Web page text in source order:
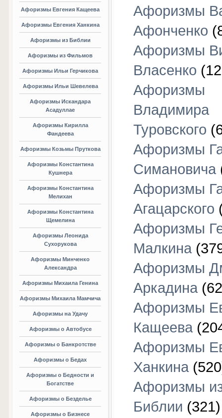
Афоризмы Евгения Кащеева
Афоризмы Евгения Ханкина
Афоризмы из Библии
Афоризмы из Фильмов
Афоризмы Ильи Герчикова
Афоризмы Ильи Шевелева
Афоризмы Искандара
Асадуллае
Афоризмы Кирилла
Фандеева
Афоризмы Козьмы Пруткова
Афоризмы Константина
Кушнера
Афоризмы Константина
Мелихан
Афоризмы Константина
Щемелина
Афоризмы Леонида
Сухорукова
Афоризмы Минченко
Александра
Афоризмы Михаила Генина
Афоризмы Михаила Мамчича
Афоризмы на Удачу
Афоризмы о Автобусе
Афоризмы о Банкротстве
Афоризмы о Бедах
Афоризмы о Бедности и
Богатстве
Афоризмы о Безделье
Афоризмы о Бизнесе
Афоризмы
Афонченко
Афоризмы
Власенко
Афоризмы
Владимира
Туровского
Афоризмы
Симановича
Афоризмы
Агацарского
Афоризмы
Малкина
Афоризмы
Аркадина
Афоризмы
Кащеева
Афоризмы
Ханкина
Афоризмы
Библии (321)